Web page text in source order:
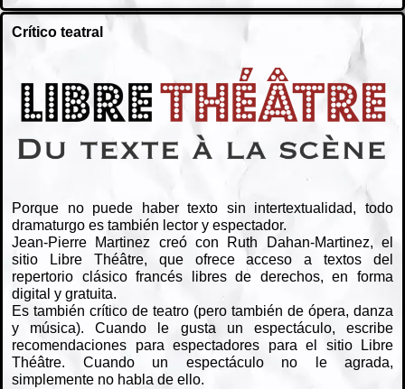
Crítico teatral
Porque no puede haber texto sin intertextualidad, todo
dramaturgo es también lector y espectador.
Jean-Pierre Martinez creó con Ruth Dahan-Martinez, el
sitio Libre Théâtre, que ofrece acceso a textos del
repertorio clásico francés libres de derechos, en forma
digital y gratuita.
Es también crítico de teatro (pero también de ópera, danza
y música). Cuando le gusta un espectáculo, escribe
recomendaciones para espectadores para el sitio Libre
Théâtre. Cuando un espectáculo no le agrada,
simplemente no habla de ello.